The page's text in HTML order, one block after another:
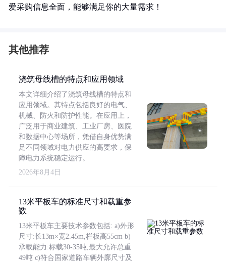
爱采购信息全面，能够满足你的大量需求！
其他推荐
浇筑母线槽的特点和应用领域
本文详细介绍了浇筑母线槽的特点和
应用领域。其特点包括良好的电气、
机械、防火和防护性能。在应用上，
广泛用于商业建筑、工业厂房、医院
和数据中心等场所，凭借自身优势满
足不同领域对电力供应的高要求，保
障电力系统稳定运行。
2026年8月4日
13米平板车的标准尺寸和载重参
数
13米平板车主要技术参数包括: a)外形
尺寸:长13m×宽2.45m,栏板高55cm b)
承载能力:标载30-35吨,最大允许总重
49吨 c)符合国家道路车辆外廓尺寸及